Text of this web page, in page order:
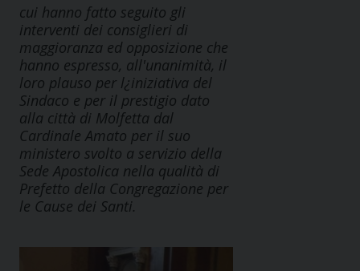
cui hanno fatto seguito gli
interventi dei consiglieri di
maggioranza ed opposizione che
hanno espresso, all'unanimità, il
loro plauso per l¿iniziativa del
Sindaco e per il prestigio dato
alla città di Molfetta dal
Cardinale Amato per il suo
ministero svolto a servizio della
Sede Apostolica nella qualità di
Prefetto della Congregazione per
le Cause dei Santi.